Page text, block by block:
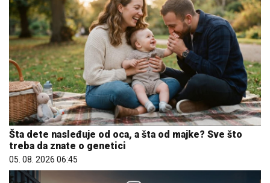
Šta dete nasleđuje od oca, a šta od majke? Sve što
treba da znate o genetici
05. 08. 2026 06:45